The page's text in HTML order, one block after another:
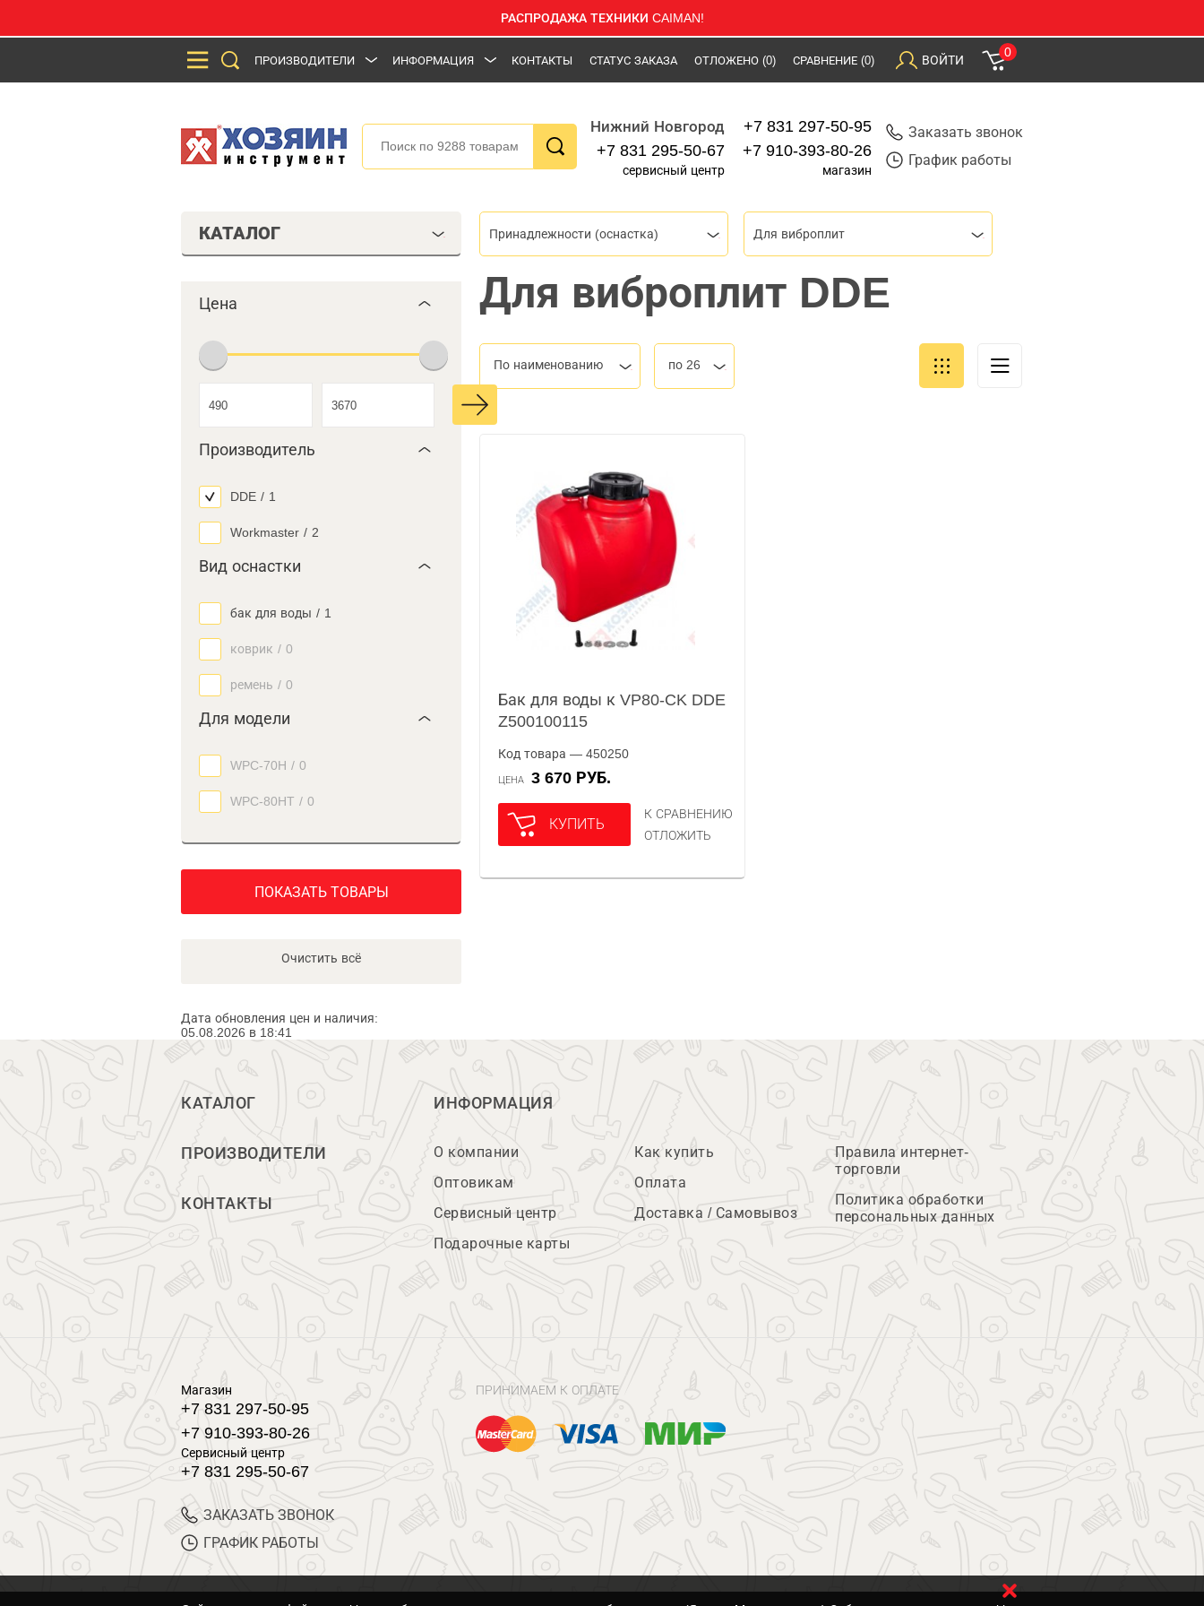
РАСПРОДАЖА ТЕХНИКИ CAIMAN!
ПРОИЗВОДИТЕЛИ ИНФОРМАЦИЯ КОНТАКТЫ СТАТУС ЗАКАЗА ОТЛОЖЕНО (0) СРАВНЕНИЕ (0) ВОЙТИ
0
Нижний Новгород
+7 831 295-50-67
сервисный центр
+7 831 297-50-95
+7 910-393-80-26
магазин
Заказать звонок
График работы
КАТАЛОГ
Цена
Производитель
DDE / 1
Workmaster / 2
Вид оснастки
бак для воды / 1
коврик / 0
ремень / 0
Для модели
WPC-70H / 0
WPC-80HT / 0
ПОКАЗАТЬ ТОВАРЫ
Очистить всё
Дата обновления цен и наличия:
05.08.2026 в 18:41
Принадлежности (оснастка) Для виброплит
Для виброплит DDE
По наименованию по 26
Бак для воды к VP80-CK DDE
Z500100115
Код товара — 450250
ЦЕНА 3 670 РУБ.
КУПИТЬ
К СРАВНЕНИЮ
ОТЛОЖИТЬ
КАТАЛОГ
ПРОИЗВОДИТЕЛИ
КОНТАКТЫ
ИНФОРМАЦИЯ
О компании
Оптовикам
Сервисный центр
Подарочные карты
Как купить
Оплата
Доставка / Самовывоз
Правила интернет-
торговли
Политика обработки
персональных данных
Магазин
+7 831 297-50-95
+7 910-393-80-26
Сервисный центр
+7 831 295-50-67
ЗАКАЗАТЬ ЗВОНОК
ГРАФИК РАБОТЫ
ПРИНИМАЕМ К ОПЛАТЕ